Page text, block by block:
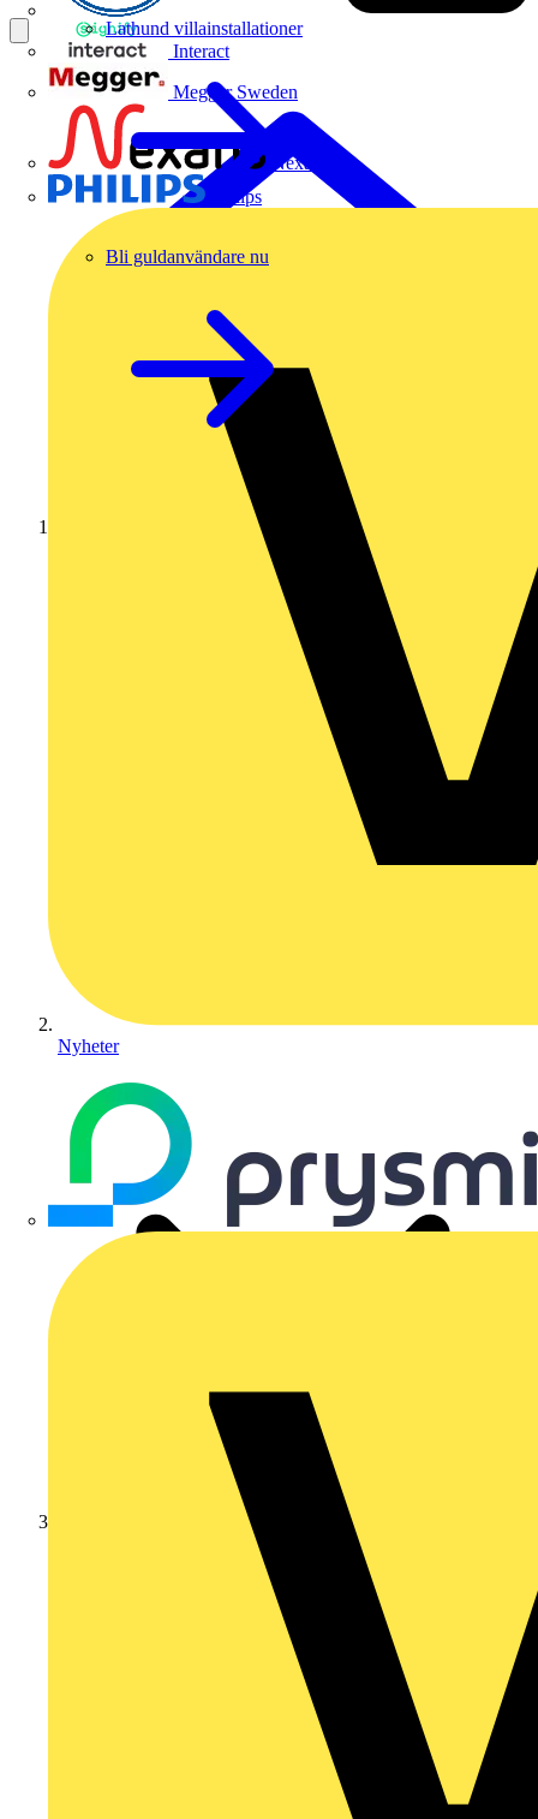
Interact
Megger Sweden
Nexans
Philips
Lathund villainstallationer
Bli guldanvändare nu
Nyheter